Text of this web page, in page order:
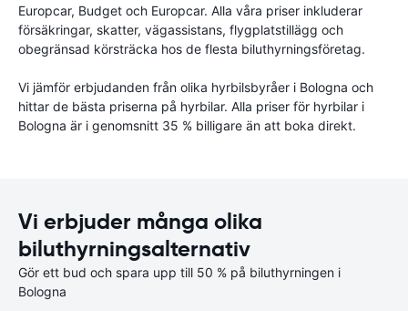
Europcar, Budget och Europcar. Alla våra priser inkluderar
försäkringar, skatter, vägassistans, flygplatstillägg och
obegränsad körsträcka hos de flesta biluthyrningsföretag.
Vi jämför erbjudanden från olika hyrbilsbyråer i Bologna och
hittar de bästa priserna på hyrbilar. Alla priser för hyrbilar i
Bologna är i genomsnitt 35 % billigare än att boka direkt.
Vi erbjuder många olika
biluthyrningsalternativ
Gör ett bud och spara upp till 50 % på biluthyrningen i
Bologna